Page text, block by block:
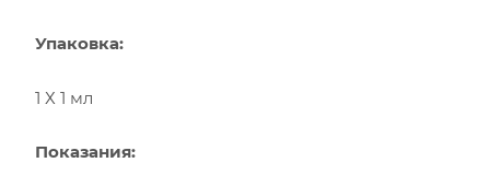
Упаковка:
1 Х 1 мл
Показания: